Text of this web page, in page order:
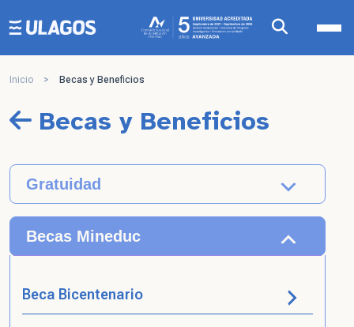
Ulagos Template
Inicio > Becas y Beneficios
Becas y Beneficios
Gratuidad
Becas Mineduc
Beca Bicentenario